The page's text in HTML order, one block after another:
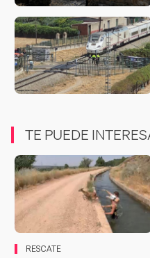
TE PUEDE
RESCATE